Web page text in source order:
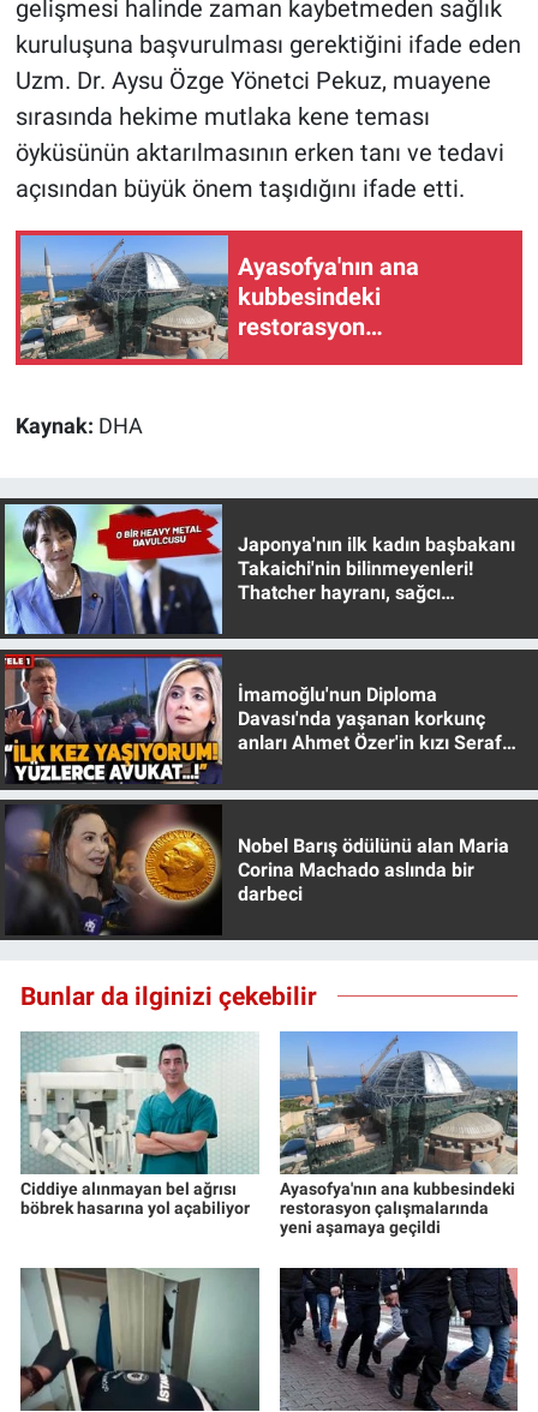
gelişmesi halinde zaman kaybetmeden sağlık
kuruluşuna başvurulması gerektiğini ifade eden
Uzm. Dr. Aysu Özge Yönetci Pekuz, muayene
sırasında hekime mutlaka kene teması
öyküsünün aktarılmasının erken tanı ve tedavi
açısından büyük önem taşıdığını ifade etti.
Ayasofya'nın ana
kubbesindeki
restorasyon
Kaynak: DHA
Japonya'nın ilk kadın başbakanı
Takaichi'nin bilinmeyenleri!
Thatcher hayranı, sağcı
İmamoğlu'nun Diploma
Davası'nda yaşanan korkunç
anları Ahmet Özer'in kızı Seraf
Nobel Barış ödülünü alan Maria
Corina Machado aslında bir
darbeci
Bunlar da ilginizi çekebilir
Ciddiye alınmayan bel ağrısı
böbrek hasarına yol açabiliyor
Ayasofya'nın ana kubbesindeki
restorasyon çalışmalarında
yeni aşamaya geçildi